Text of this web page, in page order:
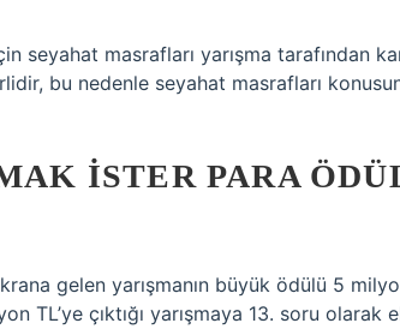
seyahat masrafları yarışma tarafından
bu nedenle seyahat masrafları
İSTER PARA
gelen yarışmanın büyük ödülü 5 milyon
TL’ye çıktığı yarışmaya 13. soru olarak